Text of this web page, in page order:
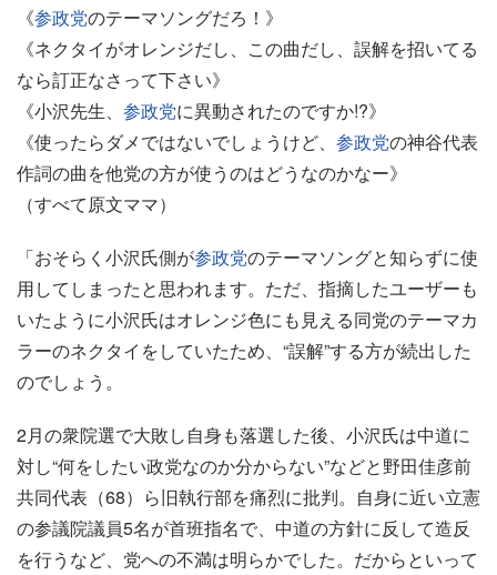
《参政党のテーマソングだろ！》
《ネクタイがオレンジだし、この曲だし、誤解を招いてる
なら訂正なさって下さい》
《小沢先生、 参政党に異動されたのですか!?》
《使ったらダメではないでしょうけど、 参政党の神谷代表
作詞の曲を他党の方が使うのはどうなのかなー》
（すべて原文ママ）
「おそらく小沢氏側が参政党のテーマソングと知らずに使
用してしまったと思われます。ただ、指摘したユーザーも
いたように小沢氏はオレンジ色にも見える同党のテーマカ
ラーのネクタイをしていたため、“誤解”する方が続出した
のでしょう。
2月の衆院選で大敗し自身も落選した後、小沢氏は中道に
対し“何をしたい政党なのか分からない”などと野田佳彦前
共同代表（68）ら旧執行部を痛烈に批判。自身に近い立憲
の参議院議員5名が首班指名で、中道の方針に反して造反
を行うなど、党への不満は明らかでした。だからといって